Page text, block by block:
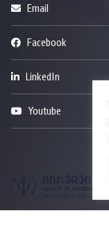
Email
Facebook
LinkedIn
Youtube